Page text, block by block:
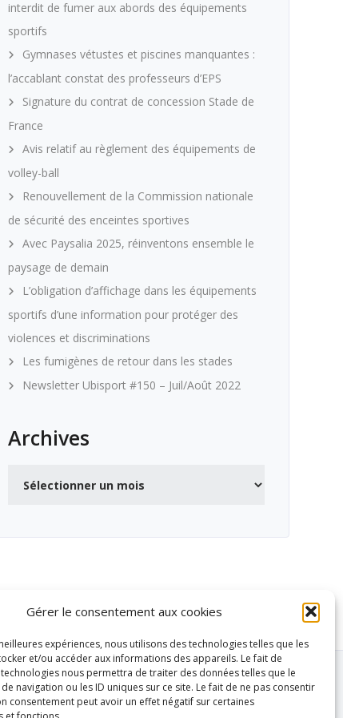
Gérer le consentement aux cookies
expériences, nous utilisons des technologies telles que les
et/ou accéder aux informations des appareils. Le fait de
nous permettra de traiter des données telles que le
navigation ou les ID uniques sur ce site. Le fait de ne pas consentir
consentement peut avoir un effet négatif sur certaines
interdit de fumer aux abords des équipements
sportifs
Gymnases vétustes et piscines manquantes :
l’accablant constat des professeurs d’EPS
Signature du contrat de concession Stade de
France
Avis relatif au règlement des équipements de
volley-ball
Renouvellement de la Commission nationale
de sécurité des enceintes sportives
Avec Paysalia 2025, réinventons ensemble le
paysage de demain
L’obligation d’affichage dans les équipements
sportifs d’une information pour protéger des
violences et discriminations
Les fumigènes de retour dans les stades
Newsletter Ubisport #150 – Juil/Août 2022
Archives